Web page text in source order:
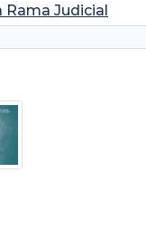
Rama Judicial